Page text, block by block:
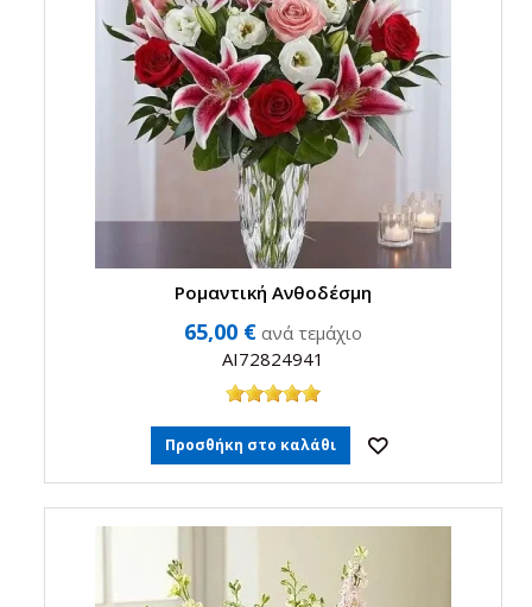
Ρομαντική Ανθοδέσμη
65,00 € ανά τεμάχιο
AI72824941
Προσθήκη στο καλάθι